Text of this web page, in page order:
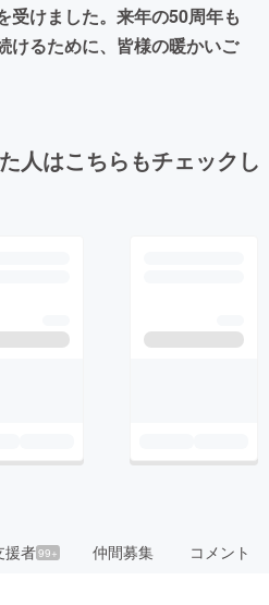
受けました。来年の50周年も
けるために、皆様の暖かいご
人はこちらもチェックし
援者99+ 仲間募集 コメント